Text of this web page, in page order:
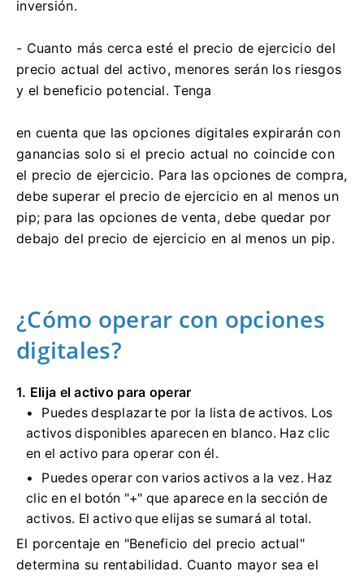
inversión.
- Cuanto más cerca esté el precio de ejercicio del
precio actual del activo, menores serán los riesgos
y el beneficio potencial. Tenga
en cuenta que las opciones digitales expirarán con
ganancias solo si el precio actual no coincide con
el precio de ejercicio. Para las opciones de compra,
debe superar el precio de ejercicio en al menos un
pip; para las opciones de venta, debe quedar por
debajo del precio de ejercicio en al menos un pip.
¿Cómo operar con opciones
digitales?
1. Elija el activo para operar
Puedes desplazarte por la lista de activos. Los
activos disponibles aparecen en blanco. Haz clic
en el activo para operar con él.
Puedes operar con varios activos a la vez. Haz
clic en el botón "+" que aparece en la sección de
activos. El activo que elijas se sumará al total.
El porcentaje en "Beneficio del precio actual"
determina su rentabilidad. Cuanto mayor sea el